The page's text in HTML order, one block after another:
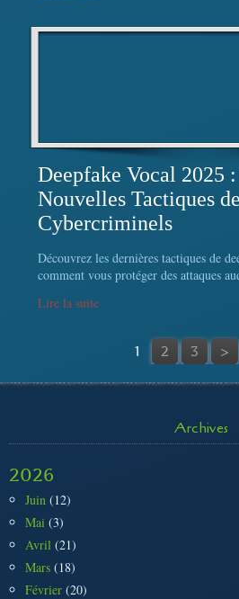
Deepfake Vocal 2025
Nouvelles Tactiques
Cybercriminels
Découvrez les dernières tactiques de
comment vous protéger des attaques
Lire la suite
1 2 3 >
Archives
2026
Juin (12)
Mai (3)
Avril (21)
Mars (18)
Février (20)